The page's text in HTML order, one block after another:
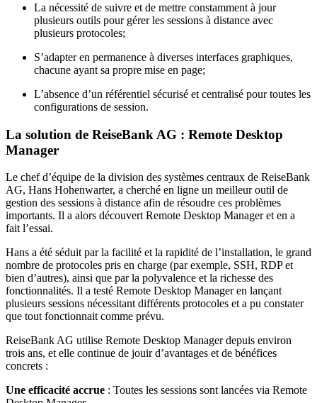
La nécessité de suivre et de mettre constamment à jour
plusieurs outils pour gérer les sessions à distance avec
plusieurs protocoles;
S’adapter en permanence à diverses interfaces graphiques,
chacune ayant sa propre mise en page;
L’absence d’un référentiel sécurisé et centralisé pour toutes les
configurations de session.
La solution de ReiseBank AG : Remote Desktop
Manager
Le chef d’équipe de la division des systèmes centraux de ReiseBank
AG, Hans Hohenwarter, a cherché en ligne un meilleur outil de
gestion des sessions à distance afin de résoudre ces problèmes
importants. Il a alors découvert Remote Desktop Manager et en a
fait l’essai.
Hans a été séduit par la facilité et la rapidité de l’installation, le grand
nombre de protocoles pris en charge (par exemple, SSH, RDP et
bien d’autres), ainsi que par la polyvalence et la richesse des
fonctionnalités. Il a testé Remote Desktop Manager en lançant
plusieurs sessions nécessitant différents protocoles et a pu constater
que tout fonctionnait comme prévu.
ReiseBank AG utilise Remote Desktop Manager depuis environ
trois ans, et elle continue de jouir d’avantages et de bénéfices
concrets :
Une efficacité accrue : Toutes les sessions sont lancées via Remote